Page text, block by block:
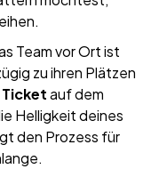
Team vor Ort ist
zu ihren Plätzen
auf dem
Helligkeit deines
den Prozess für